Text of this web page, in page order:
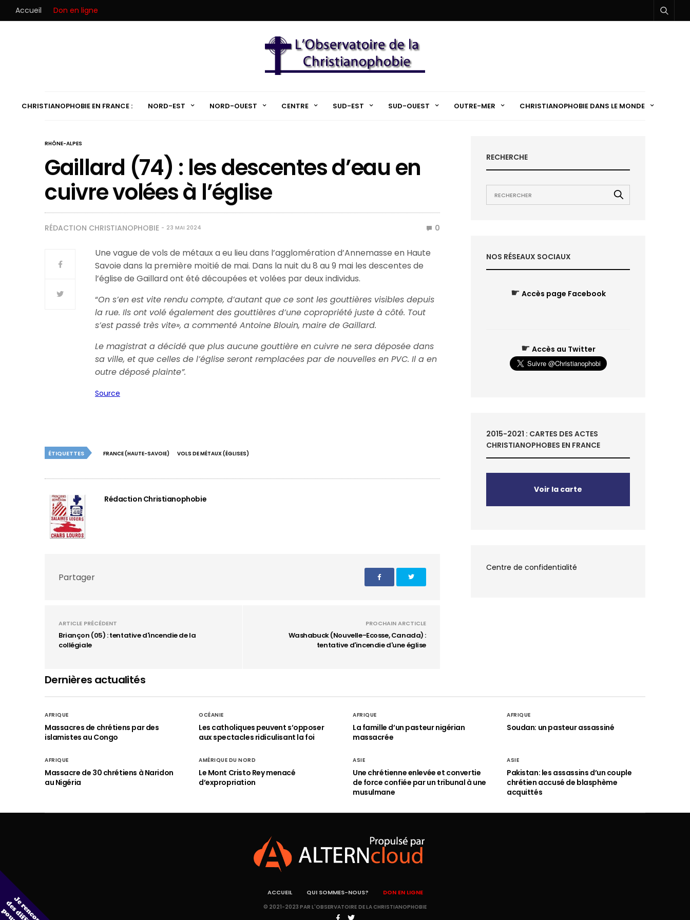
Accueil Don en ligne
CHRISTIANOPHOBIE EN FRANCE : NORD-EST NORD-OUEST CENTRE SUD-EST SUD-OUEST OUTRE-MER CHRISTIANOPHOBIE DANS LE MONDE
RHÔNE-ALPES
Gaillard (74) : les descentes d’eau en
cuivre volées à l’église
RÉDACTION CHRISTIANOPHOBIE 23 MAI 2024 0
Une vague de vols de métaux a eu lieu dans l’agglomération d’Annemasse en Haute
Savoie dans la première moitié de mai. Dans la nuit du 8 au 9 mai les descentes de
l’église de Gaillard ont été découpées et volées par deux individus.
“On s’en est vite rendu compte, d’autant que ce sont les gouttières visibles depuis
la rue. Ils ont volé également des gouttières d’une copropriété juste à côté. Tout
s’est passé très vite», a commenté Antoine Blouin, maire de Gaillard.
Le magistrat a décidé que plus aucune gouttière en cuivre ne sera déposée dans
sa ville, et que celles de l’église seront remplacées par de nouvelles en PVC. Il a en
outre déposé plainte”.
Source
ÉTIQUETTES FRANCE (HAUTE-SAVOIE) VOLS DE MÉTAUX (ÉGLISES)
Rédaction Christianophobie
Partager
ARTICLE PRÉCÉDENT
Briançon (05) : tentative d'incendie de la
collégiale
PROCHAIN ARCTICLE
Washabuck (Nouvelle-Ecosse, Canada) :
tentative d'incendie d'une église
RECHERCHE
NOS RÉSEAUX SOCIAUX
☛ Accès page Facebook
☛ Accès au Twitter
2015-2021 : CARTES DES ACTES
CHRISTIANOPHOBES EN FRANCE
Voir la carte
Centre de confidentialité
Dernières actualités
AFRIQUE
Massacres de chrétiens par des
islamistes au Congo
OCÉANIE
Les catholiques peuvent s’opposer
aux spectacles ridiculisant la foi
AFRIQUE
La famille d’un pasteur nigérian
massacrée
AFRIQUE
Soudan: un pasteur assassiné
AFRIQUE
Massacre de 30 chrétiens à Naridon
au Nigéria
AMÉRIQUE DU NORD
Le Mont Cristo Rey menacé
d’expropriation
ASIE
Une chrétienne enlevée et convertie
de force confiée par un tribunal à une
musulmane
ASIE
Pakistan: les assassins d’un couple
chrétien accusé de blasphème
acquittés
ACCUEIL QUI SOMMES-NOUS? DON EN LIGNE
© 2021-2023 PAR L'OBSERVATOIRE DE LA CHRISTIANOPHOBIE